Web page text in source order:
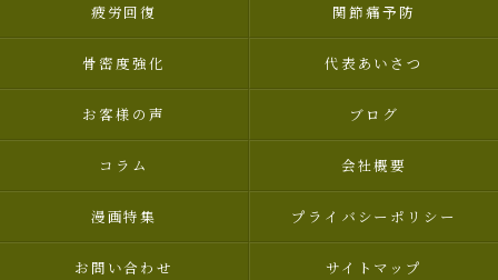
疲労回復 関節痛予防
骨密度強化 代表あいさつ
お客様の声 ブログ
コラム 会社概要
漫画特集 プライバシーポリシー
お問い合わせ サイトマップ